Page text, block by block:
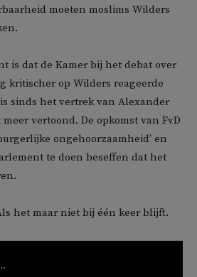
moeten moslims Wilders
is dat de Kamer bij het debat over
kritischer op Wilders reageerde
sinds het vertrek van Alexander
vertoond. De opkomst van FvD
ongehoorzaamheid’ en
te doen beseffen dat het
het maar niet bij één keer blijft.